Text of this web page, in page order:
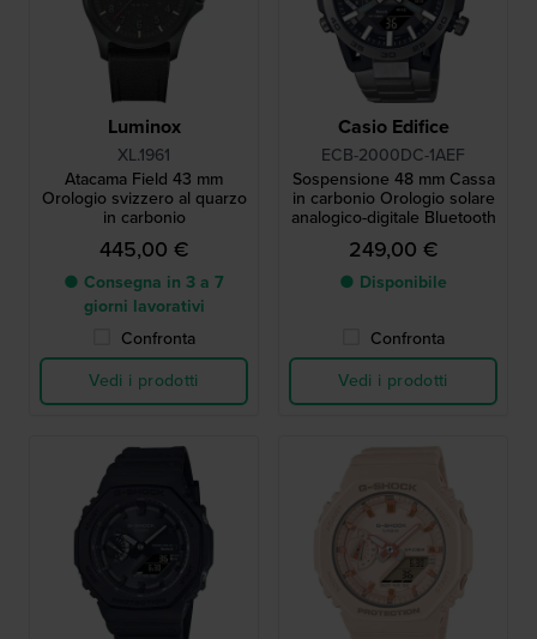
Luminox
XL.1961
Atacama Field 43 mm
Orologio svizzero al quarzo
in carbonio
445,00 €
● Consegna in 3 a 7
giorni lavorativi
Confronta
Vedi i prodotti
Casio Edifice
ECB-2000DC-1AEF
Sospensione 48 mm Cassa
in carbonio Orologio solare
analogico-digitale Bluetooth
249,00 €
● Disponibile
Confronta
Vedi i prodotti